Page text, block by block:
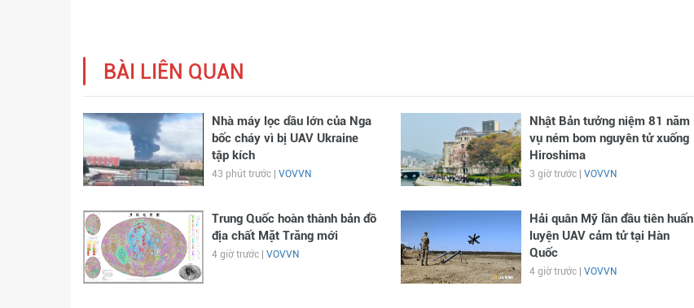
BÀI LIÊN QUAN
Nhà máy lọc dầu lớn của Nga
bốc cháy vì bị UAV Ukraine
tập kích
43 phút trước | VOVVN
Nhật Bản tưởng niệm 81 năm
vụ ném bom nguyên tử xuống
Hiroshima
3 giờ trước | VOVVN
Trung Quốc hoàn thành bản đồ
địa chất Mặt Trăng mới
4 giờ trước | VOVVN
Hải quân Mỹ lần đầu tiên huấn
luyện UAV cảm tử tại Hàn
Quốc
4 giờ trước | VOVVN